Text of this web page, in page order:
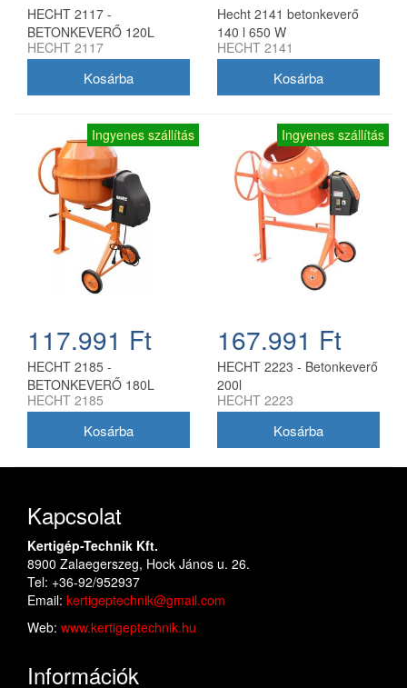
HECHT 2117 -
BETONKEVERŐ 120L
HECHT 2117
Hecht 2141 betonkeverő
140 l 650 W
HECHT 2141
Ingyenes szállítás
117.991 Ft
HECHT 2185 -
BETONKEVERŐ 180L
HECHT 2185
Ingyenes szállítás
167.991 Ft
HECHT 2223 - Betonkeverő
200l
HECHT 2223
Kapcsolat
Kertigép-Technik Kft.
8900 Zalaegerszeg, Hock János u. 26.
Tel: +36-92/952937
Email: kertigeptechnik@gmail.com
Web: www.kertigeptechnik.hu
Információk